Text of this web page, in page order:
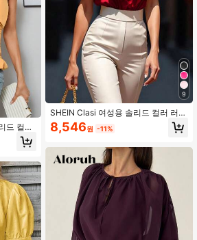
드 컬러
넥타이
9
SHEIN Clasi 여성용 솔리드 컬러 러플
트림 우아한 블라우스
8,546원 -11%